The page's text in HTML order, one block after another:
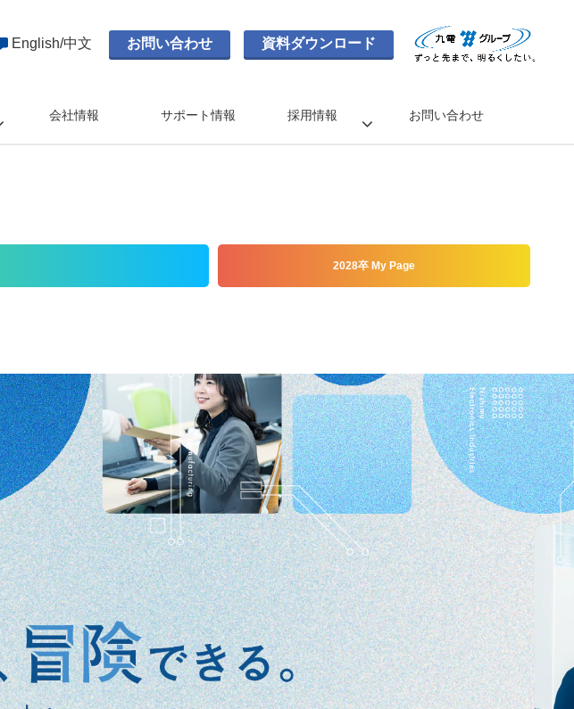
English 中文 お問い合わせ 資料ダウンロード
会社情報 サポート情報 採用情報 お問い合わせ
2028卒 My Page